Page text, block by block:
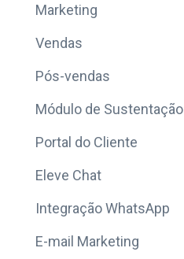
Marketing
Vendas
Pós-vendas
Módulo de Sustentação
Portal do Cliente
Eleve Chat
Integração WhatsApp
E-mail Marketing